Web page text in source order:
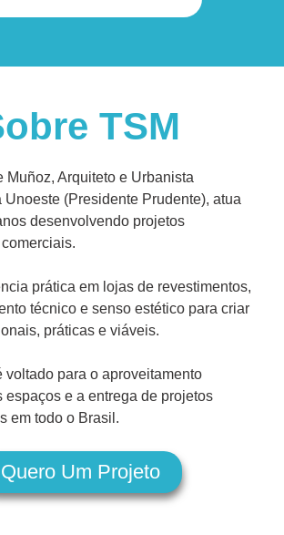
TSM
Muñoz, Arquiteto e Urbanista
Unoeste (Presidente Prudente), atua
desenvolvendo projetos
prática em lojas de revestimentos,
técnico e senso estético para criar
práticas e viáveis.
voltado para o aproveitamento
espaços e a entrega de projetos
em todo o Brasil.
Quero Um Projeto